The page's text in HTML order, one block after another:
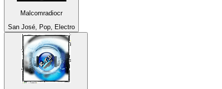
Malcomradiocr
San José, Pop, Electro